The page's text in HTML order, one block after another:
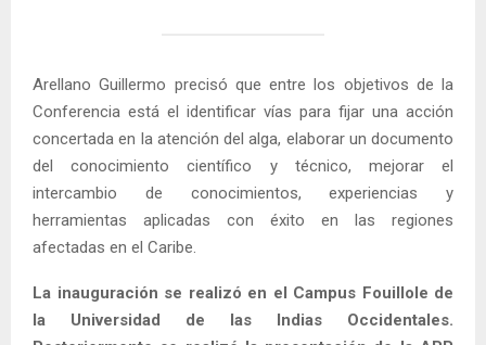
Arellano Guillermo precisó que entre los objetivos de la
Conferencia está el identificar vías para fijar una acción
concertada en la atención del alga, elaborar un documento
del conocimiento científico y técnico, mejorar el
intercambio de conocimientos, experiencias y
herramientas aplicadas con éxito en las regiones
afectadas en el Caribe.
La inauguración se realizó en el Campus Fouillole de
la Universidad de las Indias Occidentales.